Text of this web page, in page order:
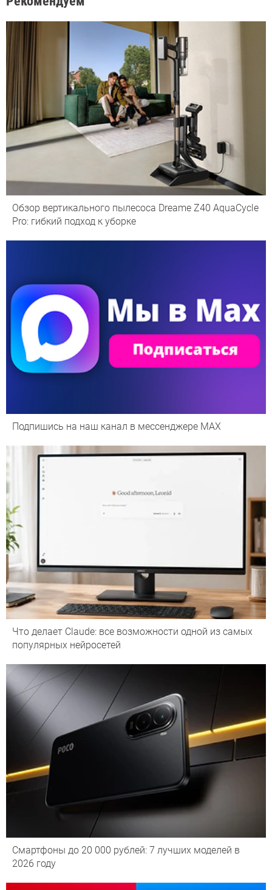
Обзор вертикального пылесоса Dreame Z40 AquaCycle
Pro: гибкий подход к уборке
Подпишись на наш канал в мессенджере МАХ
Что делает Сlaude: все возможности одной из самых
популярных нейросетей
Смартфоны до 20 000 рублей: 7 лучших моделей в
2026 году